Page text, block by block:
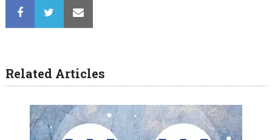
Related Articles